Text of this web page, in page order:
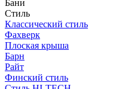
Бани
Стиль
Классический стиль
Фахверк
Плоская крыша
Барн
Райт
Финский стиль